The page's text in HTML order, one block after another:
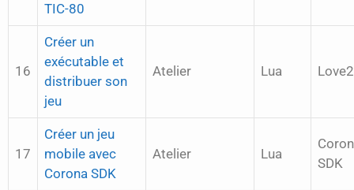
TIC-80
16
Créer un
exécutable et
distribuer son
jeu
Atelier Lua
17
Créer un jeu
mobile avec
Corona SDK
Atelier Lua
SDK